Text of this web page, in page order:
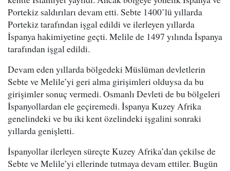
Portekiz saldırıları devam etti. Sebte 1400’lü yıllarda
Portekiz tarafından işgal edildi ve ilerleyen yıllarda
İspanya hakimiyetine geçti. Melile de 1497 yılında İspanya
tarafından işgal edildi.
Devam eden yıllarda bölgedeki Müslüman devletlerin
Sebte ve Melile’yi geri alma girişimleri olduysa da bu
girişimler sonuç vermedi. Osmanlı Devleti de bu bölgeleri
İspanyollardan ele geçiremedi. İspanya Kuzey Afrika
genelindeki ve bu iki kent özelindeki işgalini sonraki
yıllarda genişletti.
İspanyollar ilerleyen süreçte Kuzey Afrika’dan çekilse de
Sebte ve Melile’yi ellerinde tutmaya devam ettiler. Bugün